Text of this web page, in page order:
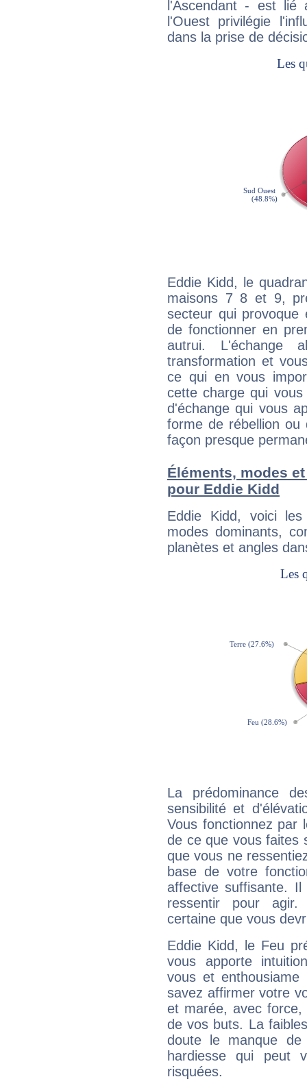
l'Ascendant - est
l'Ouest privilégie
dans la prise de
Eddie Kidd, le
maisons 7 8 et 9,
secteur qui provoque
de fonctionner en
autrui. L'échange
transformation et
ce qui en vous
cette charge qui
d'échange qui vous
forme de rébellion ou
façon presque
Éléments, modes
pour Eddie Kidd
Eddie Kidd, voici
modes dominants,
planètes et angles
La prédominance
sensibilité et
Vous fonctionnez
de ce que vous faites
que vous ne
base de votre
affective suffisante.
ressentir pour agir.
certaine que vous
Eddie Kidd, le Feu
vous apporte
vous et
savez affirmer votre
et marée, avec
de vos buts. La
doute le manque
hardiesse qui peut
risquées.